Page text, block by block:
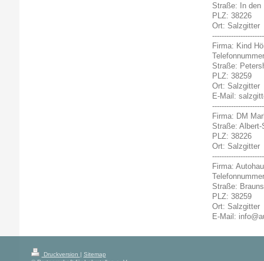
Straße: In den
PLZ: 38226
Ort: Salzgitter
Firma: Kind
Straße:
PLZ: 38259
Ort: Salzgitter
E-Mail:
Firma: DM
Straße:
PLZ: 38226
Ort: Salzgitter
Firma:
Straße:
PLZ: 38259
Ort: Salzgitter
E-Mail:
Druckversion | Sitemap